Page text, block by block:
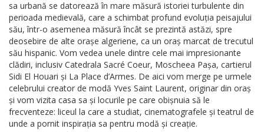
sa urbană se datorează în mare măsură istoriei turbulente din
perioada medievală, care a schimbat profund evoluția peisajului
său, într-o asemenea măsură încât se prezintă astăzi, spre
deosebire de alte orașe algeriene, ca un oraș marcat de trecutul
său hispanic. Vom vedea unele dintre cele mai impresionante
clădiri, inclusiv Catedrala Sacré Coeur, Moscheea Pașa, cartierul
Sidi El Houari și La Place d’Armes. De aici vom merge pe urmele
celebrului creator de modă Yves Saint Laurent, originar din oraș
și vom vizita casa sa și locurile pe care obișnuia să le
frecventeze: liceul la care a studiat, cinematografele și teatrul de
unde a pornit inspirația sa pentru modă și creație.